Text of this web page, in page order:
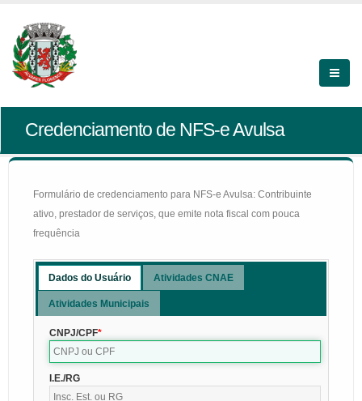
Credenciamento de NFS-e Avulsa
Formulário de credenciamento para NFS-e Avulsa: Contribuinte
ativo, prestador de serviços, que emite nota fiscal com pouca
frequência
Dados do Usuário Atividades CNAE
Atividades Municipais
CNPJ/CPF
I.E./RG